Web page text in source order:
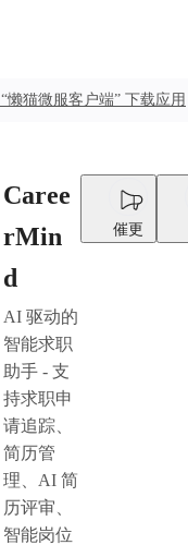
“懒猫微服客户端” 下载应用
Caree
rMin
d
AI 驱动的
智能求职
助手 - 支
持求职申
请追踪、
简历管
理、AI 简
历评审、
智能岗位
催更